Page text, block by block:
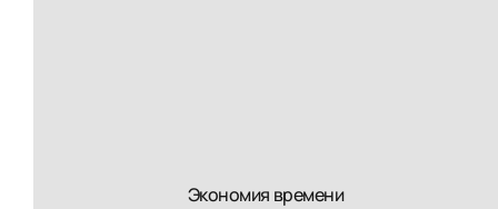
Экономия времени